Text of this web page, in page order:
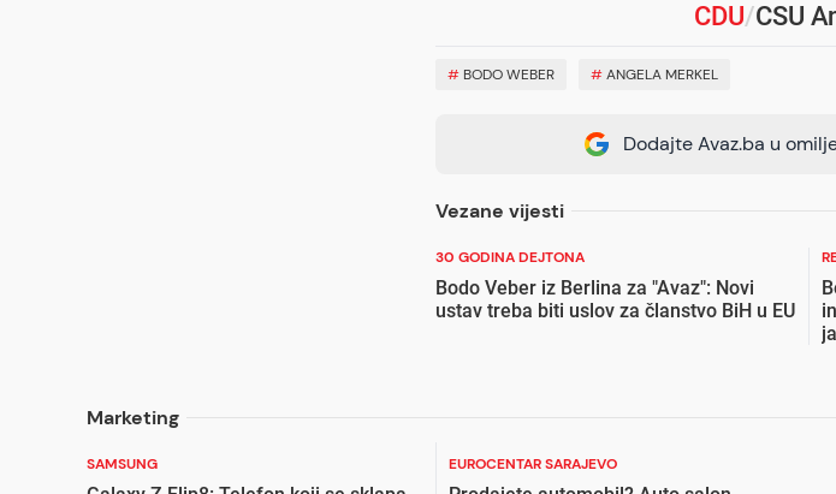
CDU/CSU
# BODO WEBER #ANGELA MERKEL
Dodajte Avaz.ba u
Vezane vijesti
30 GODINA DEJTONA
Bodo Veber iz Berlina za "Avaz": Novi
ustav treba biti uslov za članstvo BiH u EU
Marketing
SAMSUNG EUROCENTAR SARAJEVO